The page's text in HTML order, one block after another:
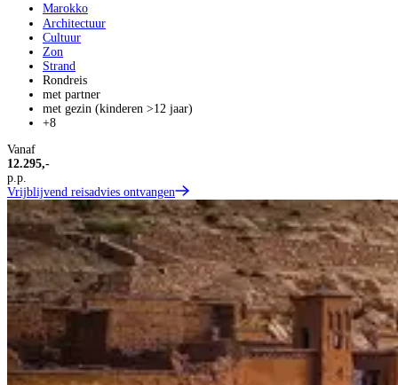
Marokko
Architectuur
Cultuur
Zon
Strand
Rondreis
met partner
met gezin (kinderen >12 jaar)
+8
Vanaf
12.295,-
p.p.
Vrijblijvend reisadvies ontvangen